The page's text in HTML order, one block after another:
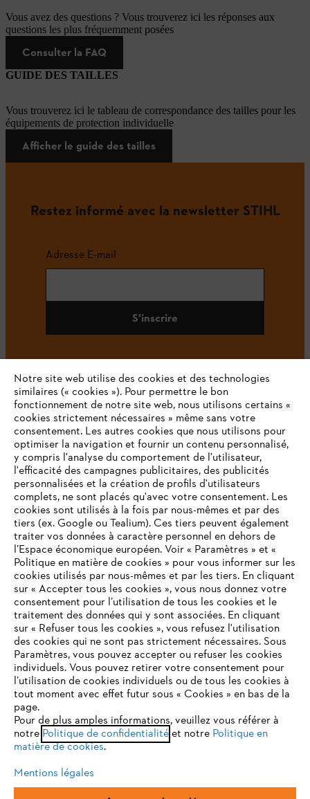
Vous avez des questions ? Vous trouverez ici les réponses aux
questions les plus fréquemment posées
Consulter la FAQ
GUIDE DES TAILLES
Vous trouverez ici le tableau de correspondance des tailles pour les
équipements de protection individuelle
Afficher le guide des tailles
Restez informé avec la newsletter STIHL
Adresse E-mail
S'inscrire
#STIHL
L'Entreprise
STIHL FAQ
Contact
Politique de protection des données
Mentions légales Utilisation des cookies
VOTRE NAVIGATEUR INTERNET
N'EST PLUS PRIS EN CHARGE
Vous utilisez un navigateur Internet que nous ne prenons plus
en charge, et certaines fonctionnalités de notre site ne
peuvent fonctionner correctement. Pour une utilisation
optimale de notre site, nous vous recommandons de passer à
l'un des navigateurs suivants :
firefox chrome
Notre site web utilise des cookies et des technologies
similaires (« cookies »). Pour permettre le bon
fonctionnement de notre site web, nous utilisons certains «
cookies strictement nécessaires » même sans votre
consentement. Les autres cookies que nous utilisons pour
optimiser la navigation et fournir un contenu personnalisé,
y compris l'analyse du comportement de l'utilisateur,
l'efficacité des campagnes publicitaires, des publicités
personnalisées et la création de profils d'utilisateurs
complets, ne sont placés qu'avec votre consentement. Les
cookies sont utilisés à la fois par nous-mêmes et par des
tiers (ex. Google ou Tealium). Ces tiers peuvent également
traiter vos données à caractère personnel en dehors de
l’Espace économique européen. Voir « Paramètres » et «
Politique en matière de cookies » pour vous informer sur les
cookies utilisés par nous-mêmes et par les tiers. En cliquant
sur « Accepter tous les cookies », vous nous donnez votre
consentement pour l’utilisation de tous les cookies et le
traitement des données qui y sont associées. En cliquant
sur « Refuser tous les cookies », vous refusez l'utilisation
des cookies qui ne sont pas strictement nécessaires. Sous
Paramètres, vous pouvez accepter ou refuser les cookies
individuels. Vous pouvez retirer votre consentement pour
l’utilisation de cookies individuels ou de tous les cookies à
tout moment avec effet futur sous « Cookies » en bas de la
page.
Pour de plus amples informations, veuillez vous référer à
notre Politique de confidentialitéet notre Politique en
matière de cookies.
Mentions légales